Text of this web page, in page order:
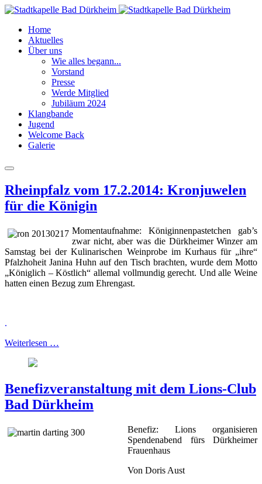
Home
Aktuelles
Über uns
Wie alles begann...
Vorstand
Presse
Werde Mitglied
Jubiläum 2024
Klangbande
Jugend
Welcome Back
Galerie
Rheinpfalz vom 17.2.2014: Kronjuwelen
für die Königin
Momentaufnahme: Königinnenpastetchen gab’s
zwar nicht, aber was die Dürkheimer Winzer am
Samstag bei der Kulinarischen Weinprobe im Kurhaus für „ihre“
Pfalzhoheit Janina Huhn auf den Tisch brachten, wurde dem Motto
„Königlich – Köstlich“ allemal vollmundig gerecht. Und alle Weine
hatten einen Bezug zum Ehrengast.
.
Weiterlesen …
Benefizveranstaltung mit dem Lions-Club
Bad Dürkheim
Benefiz: Lions organisieren
Spendenabend fürs Dürkheimer
Frauenhaus
Von Doris Aust